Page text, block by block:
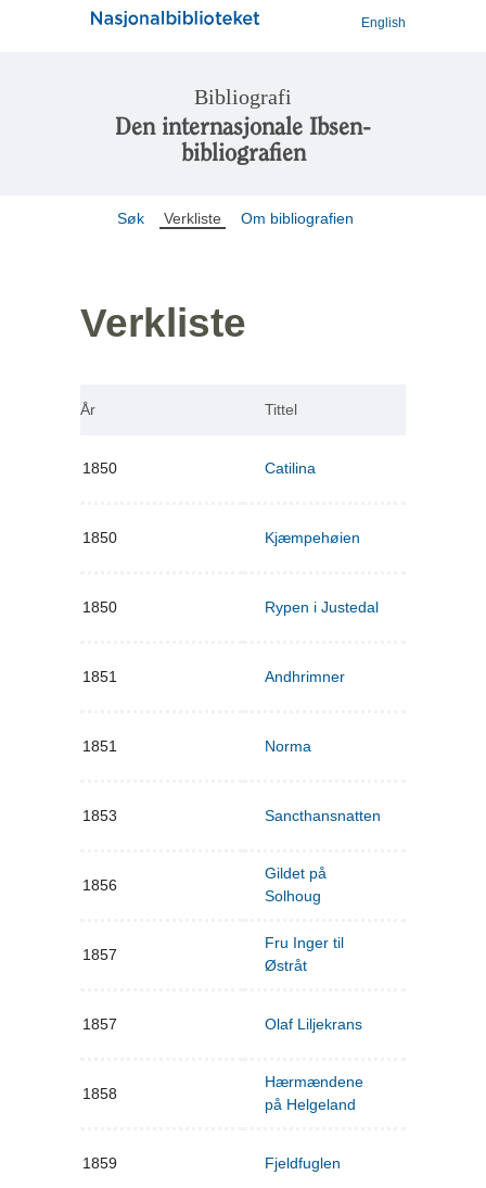
English
Bibliografi
Den internasjonale Ibsen-
bibliografien
Søk Verkliste Om bibliografien
Verkliste
År Tittel
1850 Catilina
1850 Kjæmpehøien
1850 Rypen i Justedal
1851 Andhrimner
1851 Norma
1853 Sancthansnatten
1856
Gildet på
Solhoug
1857
Fru Inger til
Østråt
1857 Olaf Liljekrans
1858
Hærmændene
på Helgeland
1859 Fjeldfuglen